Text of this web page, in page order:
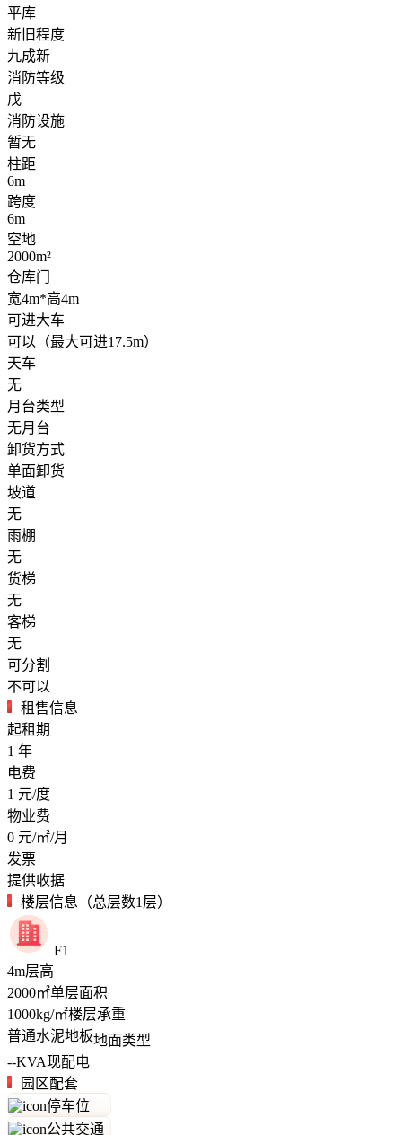
平库
新旧程度
九成新
消防等级
戊
消防设施
暂无
柱距
6m
跨度
6m
空地
2000m²
仓库门
宽4m*高4m
可进大车
可以（最大可进17.5m）
天车
无
月台类型
无月台
卸货方式
单面卸货
坡道
无
雨棚
无
货梯
无
客梯
无
可分割
不可以
租售信息
起租期
1 年
电费
1 元/度
物业费
0 元/㎡/月
发票
提供收据
楼层信息（总层数1层）
F1
4m层高
2000㎡单层面积
1000kg/㎡楼层承重
普通水泥地板地面类型
--KVA现配电
园区配套
停车位
公共交通